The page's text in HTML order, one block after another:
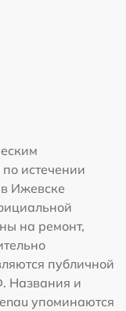
истечении
Ижевске
на ремонт,
публичной
Названия и
упоминаются